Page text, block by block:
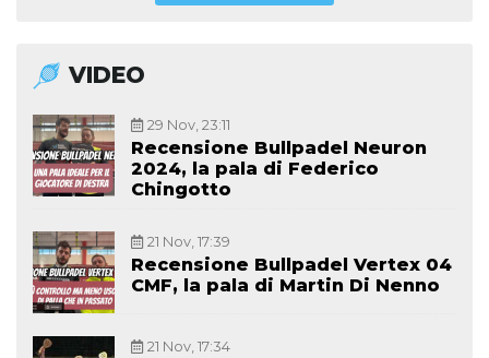
VIDEO
29 Nov, 23:11
Recensione Bullpadel Neuron
2024, la pala di Federico
Chingotto
21 Nov, 17:39
Recensione Bullpadel Vertex 04
CMF, la pala di Martin Di Nenno
21 Nov, 17:34